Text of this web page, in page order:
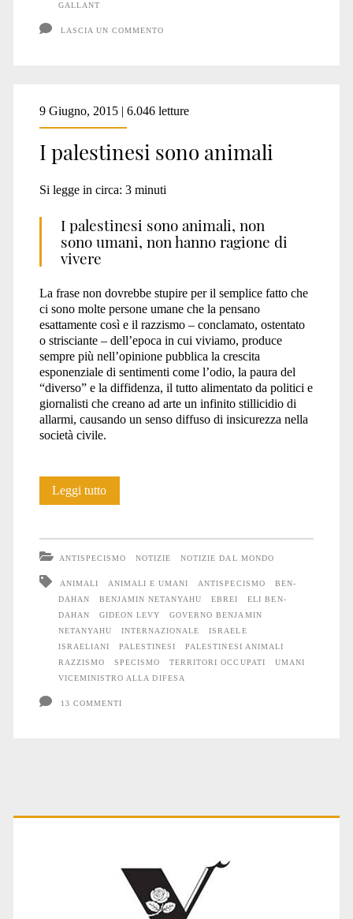
GALLANT
LASCIA UN COMMENTO
9 Giugno, 2015 | 6.046 letture
I palestinesi sono animali
Si legge in circa: 3 minuti
I palestinesi sono animali, non
sono umani, non hanno ragione di
vivere
La frase non dovrebbe stupire per il semplice fatto che
ci sono molte persone umane che la pensano
esattamente così e il razzismo – conclamato, ostentato
o strisciante – dell’epoca in cui viviamo, produce
sempre più nell’opinione pubblica la crescita
esponenziale di sentimenti come l’odio, la paura del
“diverso” e la diffidenza, il tutto alimentato da politici e
giornalisti che creano ad arte un infinito stillicidio di
allarmi, causando un senso diffuso di insicurezza nella
società civile.
Leggi tuttoI
ANTISPECISMO NOTIZIE NOTIZIE DAL MONDO
ANIMALI ANIMALI E UMANI ANTISPECISMO
BEN-
DAHAN
BENJAMIN NETANYAHU EBREI
ELI BEN-
DAHAN
GIDEON LEVY
GOVERNO BENJAMIN
NETANYAHU
INTERNAZIONALE
ISRAELE
ISRAELIANI
PALESTINESI
PALESTINESI ANIMALI
RAZZISMO
SPECISMO TERRITORI OCCUPATI
UMANI
VICEMINISTRO ALLA DIFESA
13 COMMENTI
Primary